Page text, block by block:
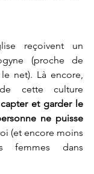
reçoivent un
(proche de
net). Là encore,
cette culture
capter et garder le
ne puisse
(et encore moins
femmes dans